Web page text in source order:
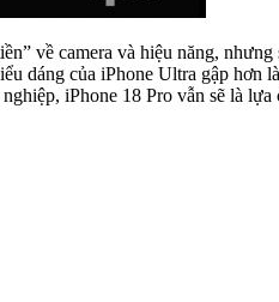
về camera và hiệu năng,
dáng của iPhone Ultra gập
iPhone 18 Pro vẫn sẽ là lựa